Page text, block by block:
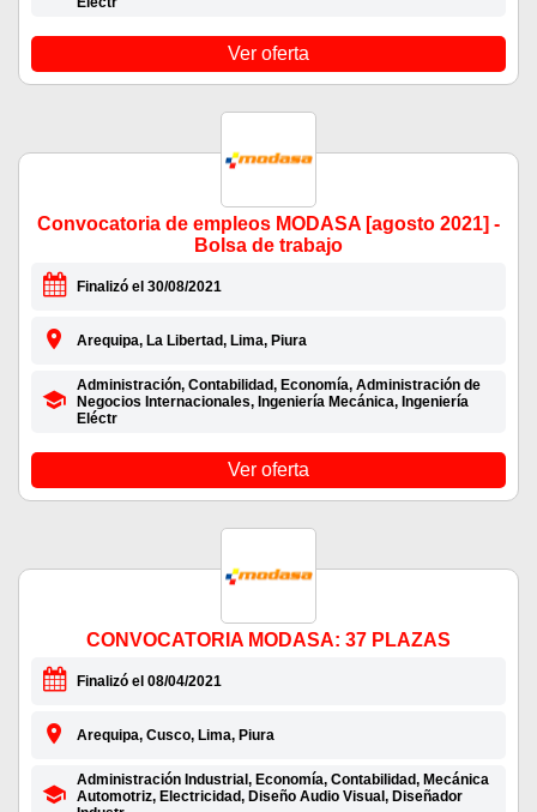
Ver oferta
Convocatoria de empleos MODASA [agosto 2021] -
Bolsa de trabajo
Finalizó el 30/08/2021
Arequipa, La Libertad, Lima, Piura
Administración, Contabilidad, Economía, Administración de
Negocios Internacionales, Ingeniería Mecánica, Ingeniería
Eléctr
Ver oferta
CONVOCATORIA MODASA: 37 PLAZAS
Finalizó el 08/04/2021
Arequipa, Cusco, Lima, Piura
Administración Industrial, Economía, Contabilidad, Mecánica
Automotriz, Electricidad, Diseño Audio Visual, Diseñador